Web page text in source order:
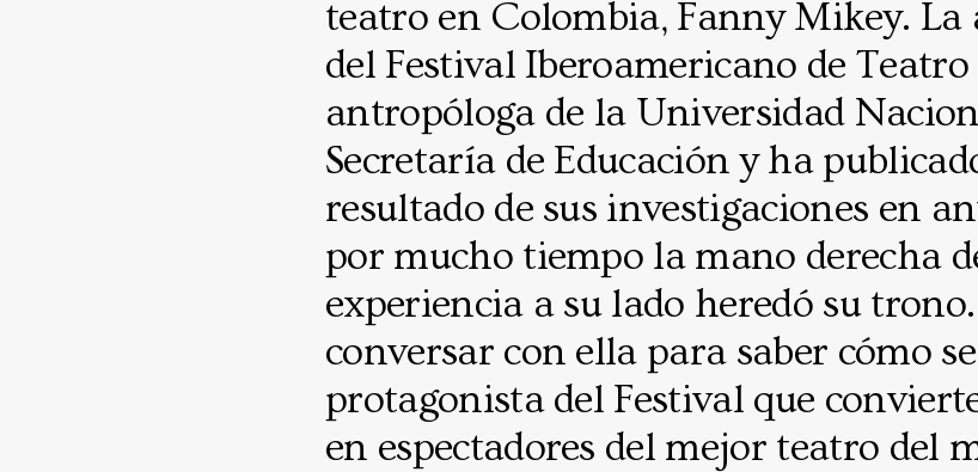
teatro en Colombia, Fanny Mikey.
del Festival Iberoamericano de Teatro
antropóloga de la Universidad
Secretaría de Educación y ha
resultado de sus investigaciones en
por mucho tiempo la mano derecha
experiencia a su lado heredó su
conversar con ella para saber cómo
protagonista del Festival que
en espectadores del mejor teatro del